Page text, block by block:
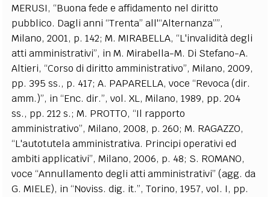
MERUSI, “Buona fede e affidamento nel diritto
pubblico. Dagli anni “Trenta” all'“Alternanza””,
Milano, 2001, p. 142; M. MIRABELLA, “L'invalidità degli
atti amministrativi”, in M. Mirabella-M. Di Stefano-A.
Altieri, “Corso di diritto amministrativo”, Milano, 2009,
pp. 395 ss., p. 417; A. PAPARELLA, voce “Revoca (dir.
amm.)”, in “Enc. dir.”, vol. XL, Milano, 1989, pp. 204
ss., pp. 212 s.; M. PROTTO, “Il rapporto
amministrativo”, Milano, 2008, p. 260; M. RAGAZZO,
“L'autotutela amministrativa. Principi operativi ed
ambiti applicativi”, Milano, 2006, p. 48; S. ROMANO,
voce “Annullamento degli atti amministrativi” (agg. da
G. MIELE), in “Noviss. dig. it.”, Torino, 1957, vol. I, pp.